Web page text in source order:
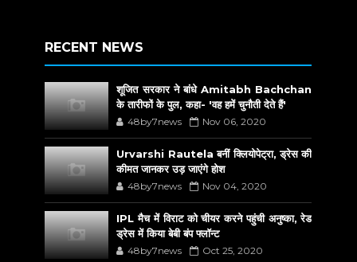
RECENT NEWS
शूजित सरकार ने बांधे Amitabh Bachchan
के तारीफों के पुल, कहा- 'वह हमें चुनौती देते हैं'
48by7news Nov 06, 2020
Urvarshi Rautela बनीं क्लियोपेट्रा, ड्रेस की
कीमत जानकर उड़ जाएंगे होश
48by7news Nov 04, 2020
IPL मैच में विराट को चीयर करने पहुंची अनुष्का, रेड
ड्रेस में किया बेबी बंप फ्लॉन्ट
48by7news Oct 25, 2020